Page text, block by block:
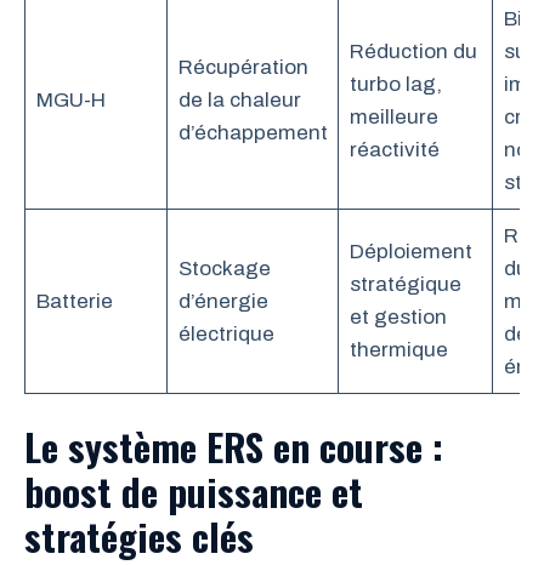
MGU-H
Récupération
de la chaleur
d’échappement
Réduction du
turbo lag,
meilleure
réactivité
Batterie
Stockage
d’énergie
électrique
Déploiement
stratégique
et gestion
thermique
du
Le système ERS en course :
boost de puissance et
stratégies clés